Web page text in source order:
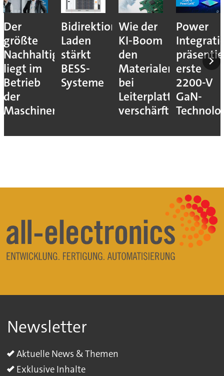
Der
größte
Nachhaltigkeitshebel
liegt im
Betrieb
der
Maschinen
Bidirektionales
Laden
stärkt
BESS-
Systeme
Wie der
KI-Boom
den
Materialengpass
bei
Leiterplatten
verschärft
Power
erste
2200-V
GaN-
Newsletter
Aktuelle News & Themen
Exklusive Inhalte